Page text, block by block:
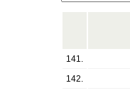
141.
142.